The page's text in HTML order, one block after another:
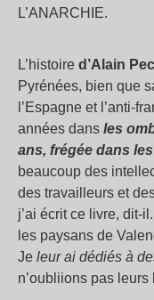
L’ANARCHIE.
L’histoire d’Alain
Pyrénées, bien que
l’Espagne et l’anti-
années dans les
ans, frégée dans
beaucoup des
des travailleurs et
j’ai écrit ce livre, dit-
les paysans de
Je leur ai dédiés à
n’oubliions pas leurs